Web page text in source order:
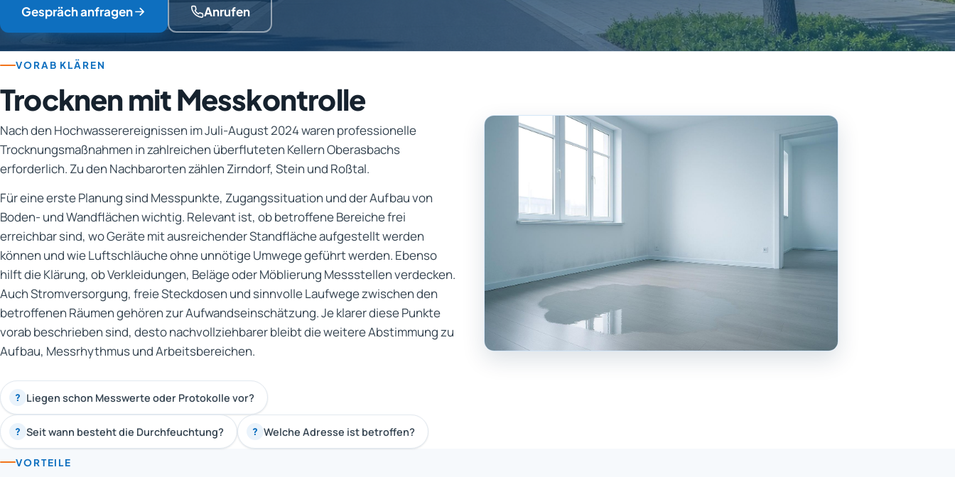
Gespräch anfragen Anrufen
VORAB KLÄREN
Trocknen mit Messkontrolle
Nach den Hochwasserereignissen im Juli-August 2024 waren professionelle
Trocknungsmaßnahmen in zahlreichen überfluteten Kellern Oberasbachs
erforderlich. Zu den Nachbarorten zählen Zirndorf, Stein und Roßtal.
Für eine erste Planung sind Messpunkte, Zugangssituation und der Aufbau von
Boden- und Wandflächen wichtig. Relevant ist, ob betroffene Bereiche frei
erreichbar sind, wo Geräte mit ausreichender Standfläche aufgestellt werden
können und wie Luftschläuche ohne unnötige Umwege geführt werden. Ebenso
hilft die Klärung, ob Verkleidungen, Beläge oder Möblierung Messstellen verdecken.
Auch Stromversorgung, freie Steckdosen und sinnvolle Laufwege zwischen den
betroffenen Räumen gehören zur Aufwandseinschätzung. Je klarer diese Punkte
vorab beschrieben sind, desto nachvollziehbarer bleibt die weitere Abstimmung zu
Aufbau, Messrhythmus und Arbeitsbereichen.
? Liegen schon Messwerte oder Protokolle vor?
? Seit wann besteht die Durchfeuchtung? ? Welche Adresse ist betroffen?
VORTEILE